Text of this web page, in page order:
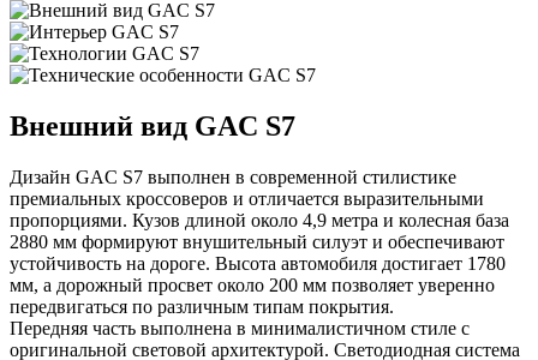
Внешний вид GAC S7
Дизайн GAC S7 выполнен в современной стилистике
премиальных кроссоверов и отличается выразительными
пропорциями. Кузов длиной около 4,9 метра и колесная база
2880 мм формируют внушительный силуэт и обеспечивают
устойчивость на дороге. Высота автомобиля достигает 1780
мм, а дорожный просвет около 200 мм позволяет уверенно
передвигаться по различным типам покрытия.
Передняя часть выполнена в минималистичном стиле с
оригинальной световой архитектурой. Светодиодная система